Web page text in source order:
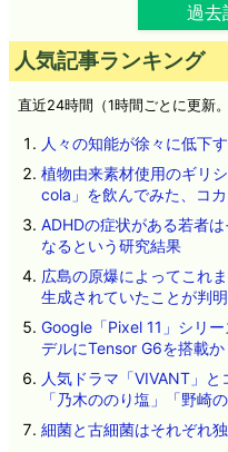
過去
人気記事ランキング
直近24時間（1時間ごとに更新
人々の知能が徐々に低下
植物由来素材使用のギリ
cola」を飲んでみた、コ
ADHDの症状がある若者
なるという研究結果
広島の原爆によってこれ
生成されていたことが判明
Google「Pixel 11」シリ
デルにTensor G6を搭載か
人気ドラマ「VIVANT」
「乃木ののり塩」「野崎
細菌と古細菌はそれぞれ